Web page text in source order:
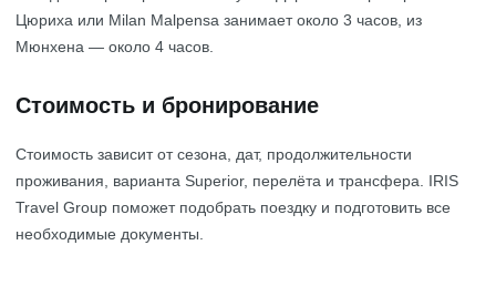
Цюриха или Milan Malpensa занимает около 3 часов, из
Мюнхена — около 4 часов.
Стоимость и бронирование
Стоимость зависит от сезона, дат, продолжительности
проживания, варианта Superior, перелёта и трансфера. IRIS
Travel Group поможет подобрать поездку и подготовить все
необходимые документы.